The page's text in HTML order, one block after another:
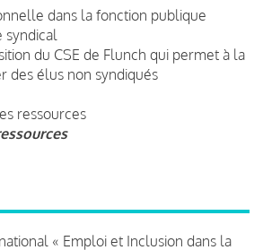
dans la fonction publique
syndical
du CSE de Flunch qui permet à la
des élus non syndiqués
ressources
« Emploi et Inclusion dans la